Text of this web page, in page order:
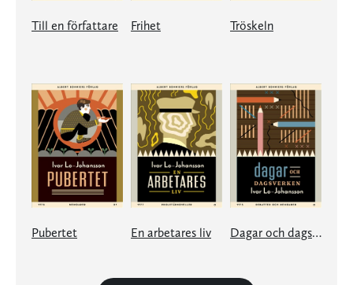
Till en författare Frihet Tröskeln
Pubertet En arbetares liv Dagar och dagsverken